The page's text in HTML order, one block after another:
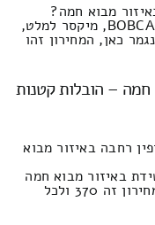
מבוא חמה?
עלותה של העברת כלים למלאכה כגון: BOBCAT, מיקסר למלט,
כאן, המחירון זהו
חמה – הובלות קטנות
רחבה באיזור מבוא
באיזור מבוא חמה
להחליף חיתול בהוספת פירוק והרכבה המחירון זה 370 ולכל